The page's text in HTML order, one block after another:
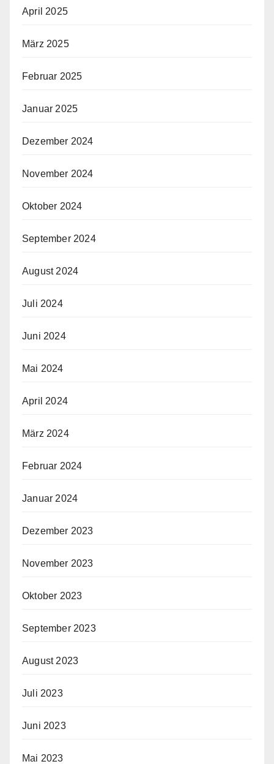
April 2025
März 2025
Februar 2025
Januar 2025
Dezember 2024
November 2024
Oktober 2024
September 2024
August 2024
Juli 2024
Juni 2024
Mai 2024
April 2024
März 2024
Februar 2024
Januar 2024
Dezember 2023
November 2023
Oktober 2023
September 2023
August 2023
Juli 2023
Juni 2023
Mai 2023